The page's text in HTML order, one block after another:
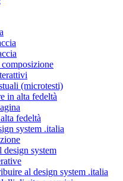
(microtesti)
in alta fedeltà
fedeltà
system .italia
system
al design system .italia